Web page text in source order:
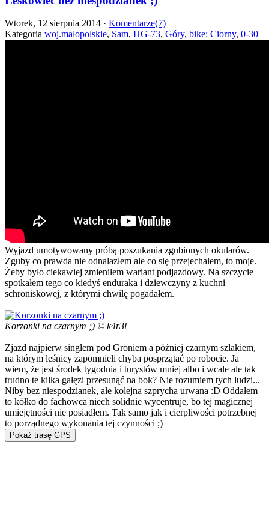
Wtorek, 12 sierpnia 2014 · Komentarze(7)
Kategoria woj.małopolskie, Sam, HG-73, Góry, bike: Ciorny, 0-30
Wyjazd umotywowany próbą poszukania zgubionych okularów.
Zguby co prawda nie odnalazłem ale co się przejechałem, to moje.
Żeby było ciekawiej zmieniłem wariant podjazdowy. Na szczycie
spotkałem tego co kiedyś enduraka i dziewczyny z kuchni
schroniskowej, z którymi chwilę pogadałem.
Korzonki na czarnym ;) © k4r3l
Zjazd najpierw singlem pod Groniem a później czarnym szlakiem,
na którym leśnicy zapomnieli chyba posprzątać po robocie. Ja
wiem, że jest środek tygodnia i turystów mniej albo i wcale ale tak
trudno te kilka gałęzi przesunąć na bok? Nie rozumiem tych ludzi...
Niby bez niespodzianek, ale kolejna szprycha urwana :D Oddałem
to kółko do fachowca niech solidnie wycentruje, bo tej magicznej
umiejętności nie posiadłem. Tak samo jak i cierpliwości potrzebnej
to porządnego wykonania tej czynności ;)
Pokaż trasę GPS